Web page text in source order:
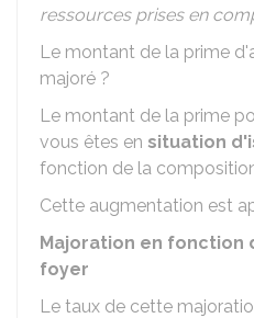
ressources prises en
Le montant de la prime
majoré ?
Le montant de la prime
vous êtes en situation
fonction de la
Cette augmentation est
Majoration en fonction
foyer
Le taux de cette